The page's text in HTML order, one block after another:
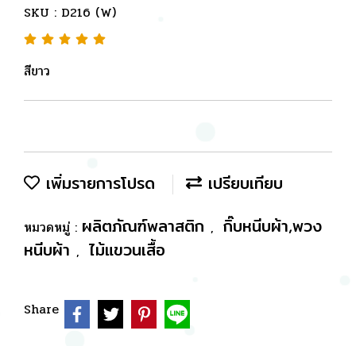
SKU : D216 (W)
สีขาว
เพิ่มรายการโปรด เปรียบเทียบ
หมวดหมู่ : ผลิตภัณฑ์พลาสติก , กิ๊บหนีบผ้า,พวง
หนีบผ้า , ไม้แขวนเสื้อ
Share